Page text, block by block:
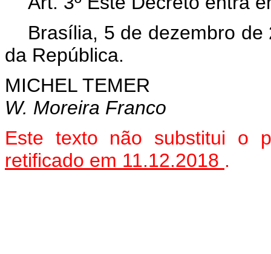
Brasília, 5 de dezembro de
da República.
MICHEL TEMER
W. Moreira Franco
Este texto não substitui o
retificado em 11.12.2018 .